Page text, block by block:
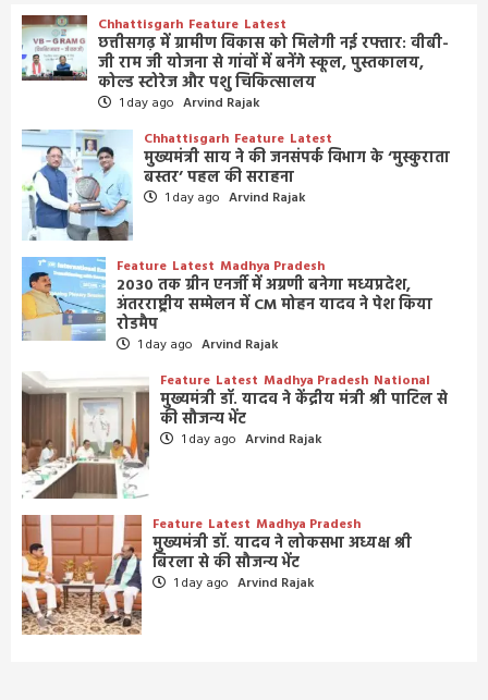
Chhattisgarh Feature Latest
छत्तीसगढ़ में ग्रामीण विकास को मिलेगी नई रफ्तार: वीबी-
जी राम जी योजना से गांवों में बनेंगे स्कूल, पुस्तकालय,
कोल्ड स्टोरेज और पशु चिकित्सालय
1 day ago Arvind Rajak
Chhattisgarh Feature Latest
मुख्यमंत्री साय ने की जनसंपर्क विभाग के ‘मुस्कुराता
बस्तर’ पहल की सराहना
1 day ago Arvind Rajak
Feature Latest Madhya Pradesh
2030 तक ग्रीन एनर्जी में अग्रणी बनेगा मध्यप्रदेश,
अंतरराष्ट्रीय सम्मेलन में CM मोहन यादव ने पेश किया
रोडमैप
1 day ago Arvind Rajak
Feature Latest Madhya Pradesh National
मुख्यमंत्री डॉ. यादव ने केंद्रीय मंत्री श्री पाटिल से
की सौजन्य भेंट
1 day ago Arvind Rajak
Feature Latest Madhya Pradesh
मुख्यमंत्री डॉ. यादव ने लोकसभा अध्यक्ष श्री
बिरला से की सौजन्य भेंट
1 day ago Arvind Rajak